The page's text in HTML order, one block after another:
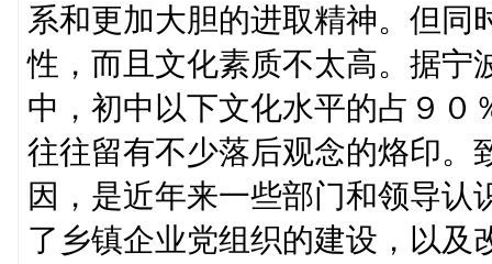
系和更加大胆的进取精神。但同
性，而且文化素质不太高。据宁
中，初中以下文化水平的占９０
往往留有不少落后观念的烙印。
因，是近年来一些部门和领导
了乡镇企业党组织的建设，以及